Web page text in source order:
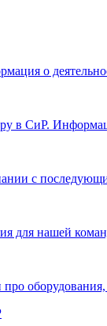
о
в СиР.
с
для нашей
про